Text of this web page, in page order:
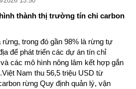
thành thị trường tín chỉ carbon
trong đó gần 98% là rừng tự
để phát triển các dự án tín chỉ
các mô hình nông lâm kết hợp gắn
Nam thu 56,5 triệu USD từ
rừng Quy định quản lý, vận